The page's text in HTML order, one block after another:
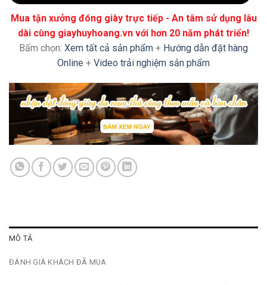
Mua tận xưởng đóng giày trực tiếp - An tâm sử dụng lâu
dài cùng giayhuyhoang.vn với hơn 20 năm phát triển!
Bấm chọn: Xem tất cả sản phẩm + Hướng dẫn đặt hàng
Online + Video trải nghiệm sản phẩm
MÔ TẢ
ĐÁNH GIÁ KHÁCH ĐÃ MUA